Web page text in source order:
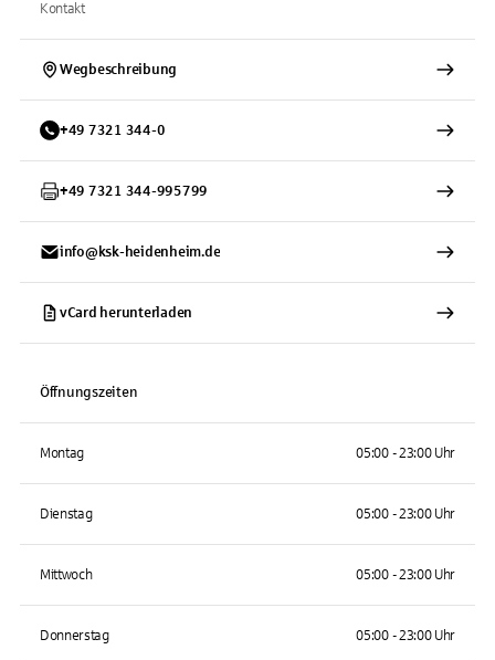
Kontakt
Wegbeschreibung
+49 7321 344-0
+49 7321 344-995799
info@ksk-heidenheim.de
vCard herunterladen
Öffnungszeiten
Montag 05:00 - 23:00 Uhr
Dienstag 05:00 - 23:00 Uhr
Mittwoch 05:00 - 23:00 Uhr
Donnerstag 05:00 - 23:00 Uhr